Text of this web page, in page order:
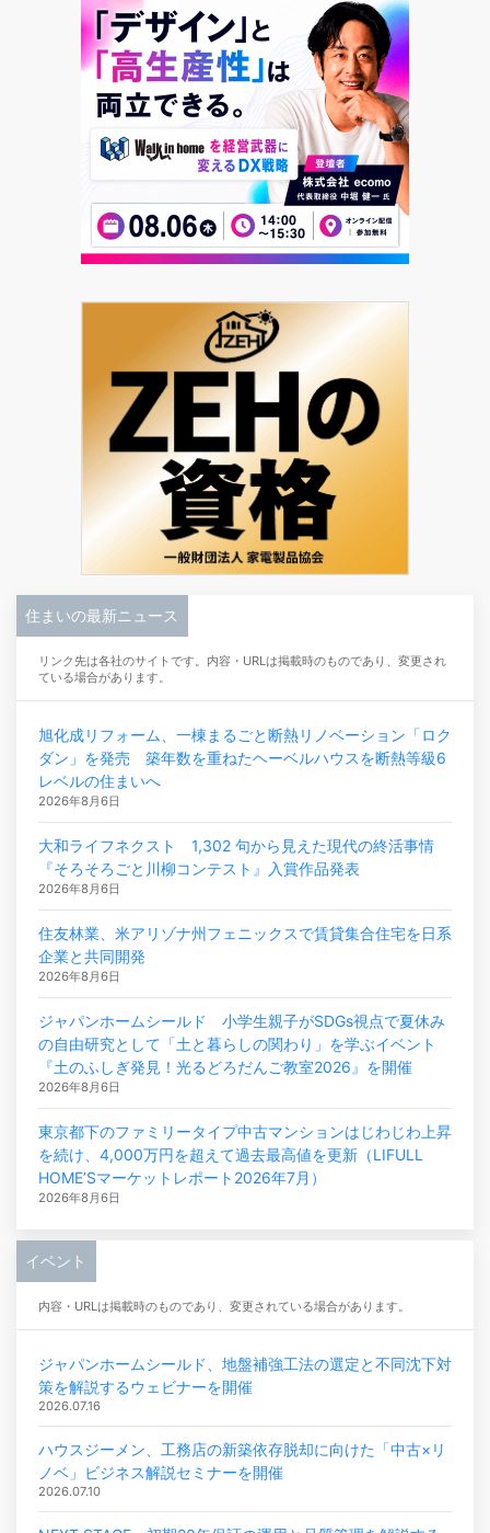
住まいの最新ニュース
リンク先は各社のサイトです。内容・URLは掲載時のものであり、変更され
ている場合があります。
旭化成リフォーム、一棟まるごと断熱リノベーション「ロク
ダン」を発売 築年数を重ねたヘーベルハウスを断熱等級6
レベルの住まいへ
2026年8月6日
大和ライフネクスト 1,302 句から見えた現代の終活事情
『そろそろごと川柳コンテスト』入賞作品発表
2026年8月6日
住友林業、米アリゾナ州フェニックスで賃貸集合住宅を日系
企業と共同開発
2026年8月6日
ジャパンホームシールド 小学生親子がSDGs視点で夏休み
の自由研究として「土と暮らしの関わり」を学ぶイベント
『土のふしぎ発見！光るどろだんご教室2026』を開催
2026年8月6日
東京都下のファミリータイプ中古マンションはじわじわ上昇
を続け、4,000万円を超えて過去最高値を更新（LIFULL
HOME’Sマーケットレポート2026年7月）
2026年8月6日
イベント
内容・URLは掲載時のものであり、変更されている場合があります。
ジャパンホームシールド、地盤補強工法の選定と不同沈下対
策を解説するウェビナーを開催
2026.07.16
ハウスジーメン、工務店の新築依存脱却に向けた「中古×リ
ノベ」ビジネス解説セミナーを開催
2026.07.10